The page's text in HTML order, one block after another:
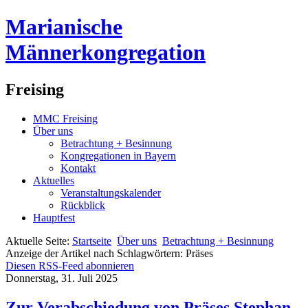
Marianische
Männerkongregation
Freising
MMC Freising
Über uns
Betrachtung + Besinnung
Kongregationen in Bayern
Kontakt
Aktuelles
Veranstaltungskalender
Rückblick
Hauptfest
Aktuelle Seite: Startseite Über uns Betrachtung + Besinnung
Anzeige der Artikel nach Schlagwörtern: Präses
Diesen RSS-Feed abonnieren
Donnerstag, 31. Juli 2025